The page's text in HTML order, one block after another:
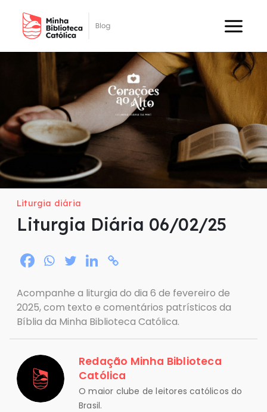
Liturgia diária
Liturgia Diária 06/02/25
Acompanhe a liturgia do dia 6 de fevereiro de
2025, com texto e comentários patrísticos da
Bíblia da Minha Biblioteca Católica.
Redação Minha Biblioteca
Católica
O maior clube de leitores católicos do
Brasil.